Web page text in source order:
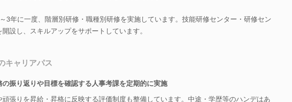
3年に一度、階層別研修・職種別研修を実施しています。技能研修センター・研修セン
開設し、スキルアップをサポートしています。
キャリアパス
振り返りや目標を確認する人事考課を定期的に実施
頑張りを昇給・昇格に反映する評価制度も整備しています。中途・学歴等のハンデはあ